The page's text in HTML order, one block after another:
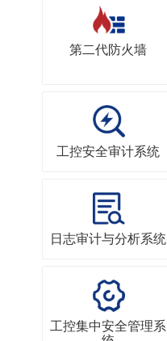
第二代防火墙
工控安全审计系统
日志审计与分析系统
工控集中安全管理系